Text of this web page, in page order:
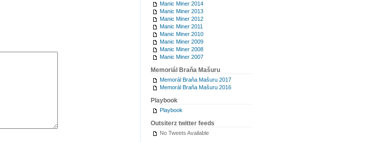
Manic Miner 2014
Manic Miner 2013
Manic Miner 2012
Manic Miner 2011
Manic Miner 2010
Manic Miner 2009
Manic Miner 2008
Manic Miner 2007
Memoriál Braňa Mašuru
Memorál Braňa Mašuru 2017
Memorál Braňa Mašuru 2016
Playbook
Playbook
Outsiterz twitter feeds
No Tweets Available